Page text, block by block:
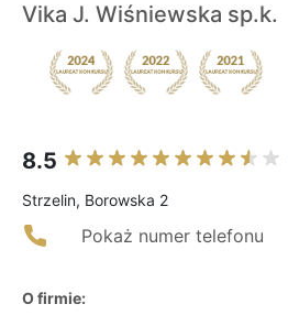
Vika J. Wiśniewska sp.k.
8.5
Strzelin, Borowska 2
Pokaż numer telefonu
O firmie: